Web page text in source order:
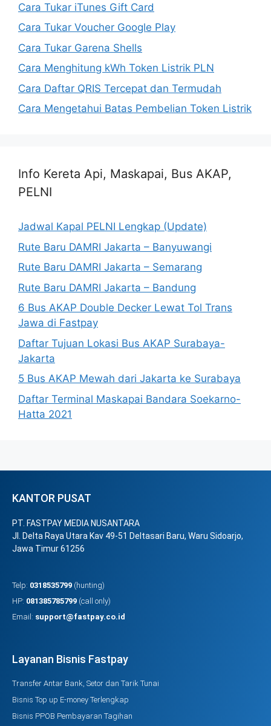
Cara Tukar iTunes Gift Card
Cara Tukar Voucher Google Play
Cara Tukar Garena Shells
Cara Menghitung kWh Token Listrik PLN
Cara Daftar QRIS Tercepat dan Termudah
Cara Mengetahui Batas Pembelian Token Listrik
Info Kereta Api, Maskapai, Bus AKAP,
PELNI
Jadwal Kapal PELNI Lengkap (Update)
Rute Baru DAMRI Jakarta – Banyuwangi
Rute Baru DAMRI Jakarta – Semarang
Rute Baru DAMRI Jakarta – Bandung
6 Bus AKAP Double Decker Lewat Tol Trans
Jawa di Fastpay
Daftar Tujuan Lokasi Bus AKAP Surabaya-
Jakarta
5 Bus AKAP Mewah dari Jakarta ke Surabaya
Daftar Terminal Maskapai Bandara Soekarno-
Hatta 2021
KANTOR PUSAT
PT. FASTPAY MEDIA NUSANTARA
Jl. Delta Raya Utara Kav 49-51 Deltasari Baru, Waru Sidoarjo,
Jawa Timur 61256
Telp: 0318535799 (hunting)
HP: 081385785799 (call only)
Email: support@fastpay.co.id
Layanan Bisnis Fastpay
Transfer Antar Bank, Setor dan Tarik Tunai
Bisnis Top up E-money Terlengkap
Bisnis PPOB Pembayaran Tagihan